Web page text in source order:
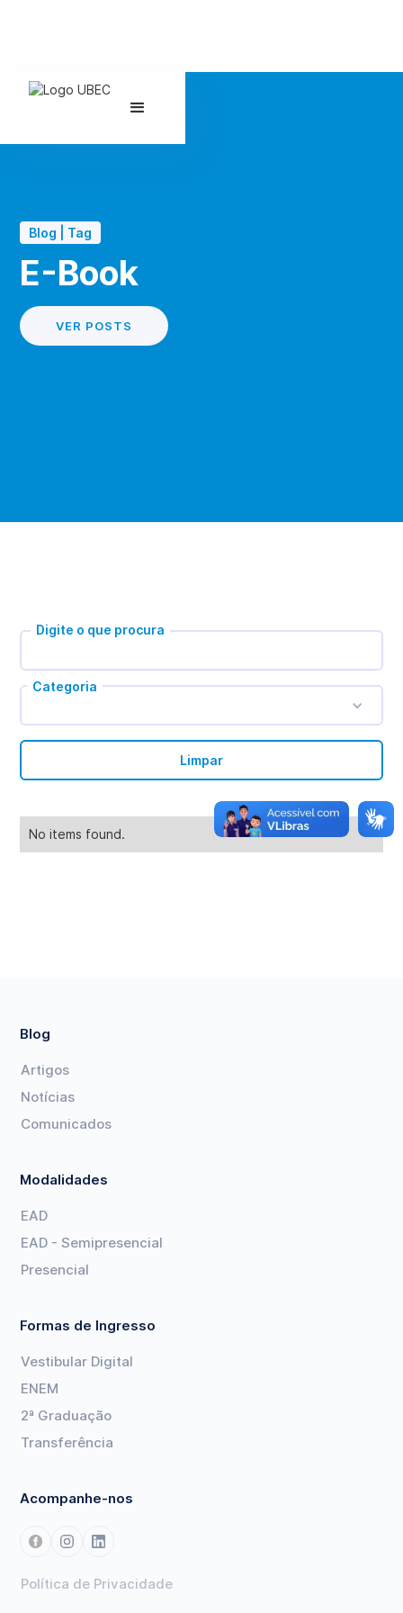
Blog | Tag
E-Book
VER POSTS
Digite o que procura
Categoria
Limpar
No items found.
Blog
Artigos
Notícias
Comunicados
Modalidades
EAD
EAD - Semipresencial
Presencial
Formas de Ingresso
Vestibular Digital
ENEM
2ª Graduação
Transferência
Acompanhe-nos
Política de Privacidade